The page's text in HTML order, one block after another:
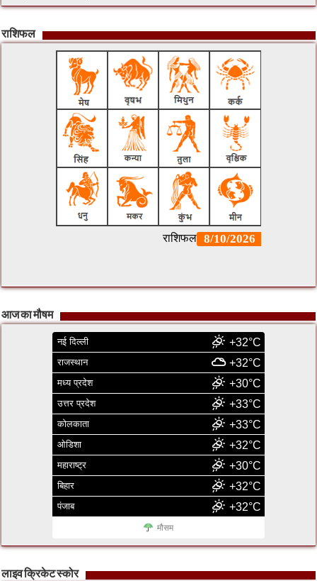
राशिफल
आज का मौषम
नई दिल्ली +32°C
राजस्थान +32°C
मध्य प्रदेश +30°C
उत्तर प्रदेश +33°C
कोलकाता +33°C
ओडिशा +32°C
महाराष्ट्र +30°C
बिहार +32°C
पंजाब +32°C
मौसम
लाइव क्रिकेट स्कोर